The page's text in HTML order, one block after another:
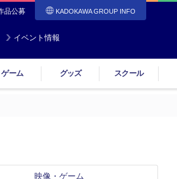
品公募 KADOKAWA GROUP INFO
イベント情報
ゲーム グッズ スクール
映像・ゲーム